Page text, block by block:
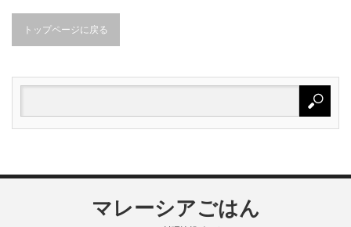
トップページに戻る
マレーシアごはん